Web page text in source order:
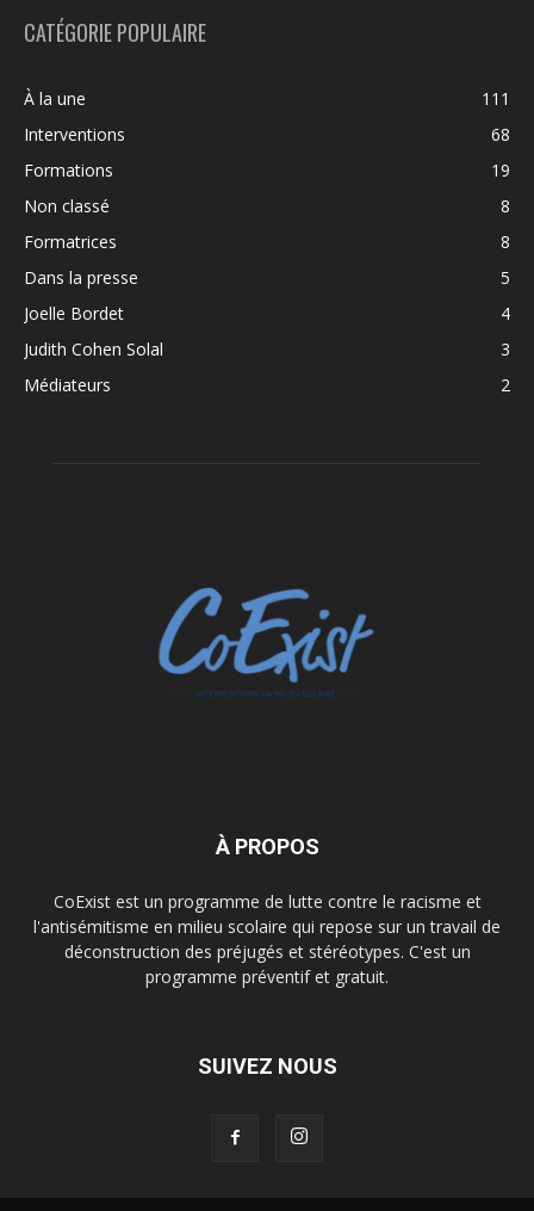
CATÉGORIE POPULAIRE
À la une
111
Interventions
68
Formations
19
Non classé
8
Formatrices
8
Dans la presse
5
Joelle Bordet
4
Judith Cohen Solal
3
Médiateurs
2
À PROPOS
CoExist est un programme de lutte contre le racisme et
l'antisémitisme en milieu scolaire qui repose sur un travail de
déconstruction des préjugés et stéréotypes. C'est un
programme préventif et gratuit.
SUIVEZ NOUS